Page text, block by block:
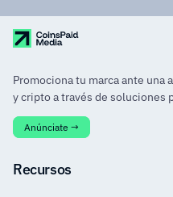
Promociona tu marca ante una
y cripto a través de soluciones
Anúnciate →
Recursos